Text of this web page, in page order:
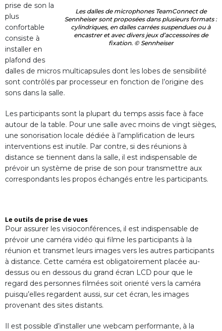
Les dalles de microphones TeamConnect de
Sennheiser sont proposées dans plusieurs formats :
cylindriques, en dalles carrées suspendues ou à
encastrer et avec divers jeux d’accessoires de
fixation. © Sennheiser
prise de son la
plus
confortable
consiste à
installer en
plafond des
dalles de micros multicapsules dont les lobes de sensibilité
sont contrôlés par processeur en fonction de l’origine des
sons dans la salle.
Les participants sont la plupart du temps assis face à face
autour de la table. Pour une salle avec moins de vingt sièges,
une sonorisation locale dédiée à l’amplification de leurs
interventions est inutile. Par contre, si des réunions à
distance se tiennent dans la salle, il est indispensable de
prévoir un système de prise de son pour transmettre aux
correspondants les propos échangés entre les participants.
Le outils de prise de vues
Pour assurer les visioconférences, il est indispensable de
prévoir une caméra vidéo qui filme les participants à la
réunion et transmet leurs images vers les autres participants
à distance. Cette caméra est obligatoirement placée au-
dessus ou en dessous du grand écran LCD pour que le
regard des personnes filmées soit orienté vers la caméra
puisqu’elles regardent aussi, sur cet écran, les images
provenant des sites distants.
Il est possible d’installer une webcam performante, à la